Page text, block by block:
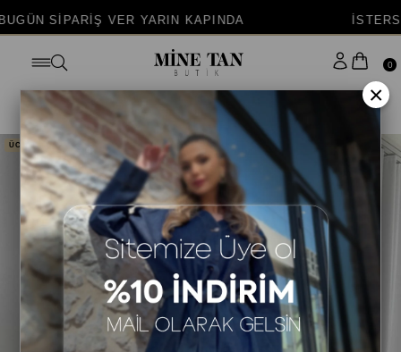
VER YARIN KAPINDA İSTERSEN KAPIDA
0
Anasayfa ALT GİYİM
ÜCRETSİZ KARGO
×